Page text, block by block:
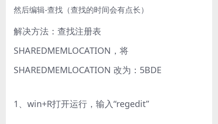
然后编辑-查找（查找的时间会有点长）
解决方法：查找注册表
SHAREDMEMLOCATION，将
SHAREDMEMLOCATION 改为：5BDE
1、win+R打开运行，输入“regedit”